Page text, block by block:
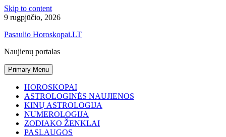
Skip to content
9 rugpjūčio, 2026
Pasaulio Horoskopai.LT
Naujienų portalas
Primary Menu
HOROSKOPAI
ASTROLOGINĖS NAUJIENOS
KINŲ ASTROLOGIJA
NUMEROLOGIJA
ZODIAKO ŽENKLAI
PASLAUGOS